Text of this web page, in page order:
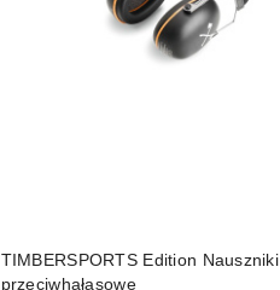
TIMBERSPORTS Edition Nauszniki
przeciwhałasowe